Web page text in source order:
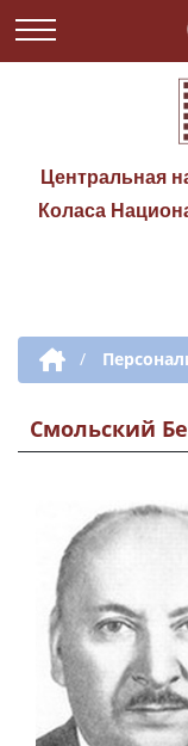
Центральная
Коласа
/
Смольский